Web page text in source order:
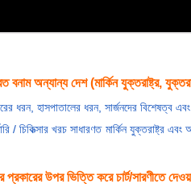
বনাম অন্যান্য দেশ (মার্কিন যুক্তরাষ্ট্র,
ধরন, হাসপাতালের ধরন, সার্জনদের বিশেষত্ব
/ চিকিত্সার খরচ সাধারণত মার্কিন
প্রকারের উপর ভিত্তি করে চার্ট/